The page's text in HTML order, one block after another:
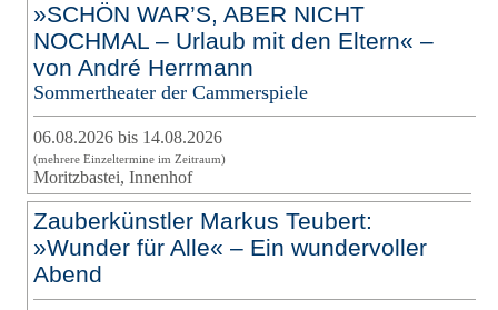
»SCHÖN WAR’S, ABER NICHT
NOCHMAL – Urlaub mit den Eltern« –
von André Herrmann
Sommertheater der Cammerspiele
06.08.2026 bis 14.08.2026
(mehrere Einzeltermine im Zeitraum)
Moritzbastei, Innenhof
Zauberkünstler Markus Teubert:
»Wunder für Alle« – Ein wundervoller
Abend